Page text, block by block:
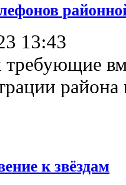
13:43
к звёздам